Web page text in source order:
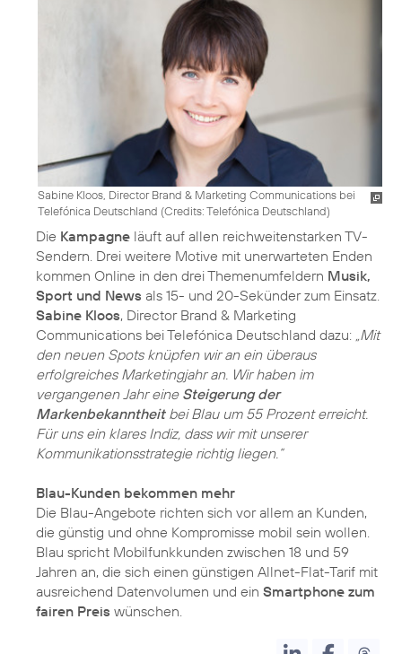
Sabine Kloos, Director Brand & Marketing Communications bei
Telefónica Deutschland (Credits: Telefónica Deutschland)
Die Kampagne läuft auf allen reichweitenstarken TV-
Sendern. Drei weitere Motive mit unerwarteten Enden
kommen Online in den drei Themenumfeldern Musik,
Sport und News als 15- und 20-Sekünder zum Einsatz.
Sabine Kloos, Director Brand & Marketing
Communications bei Telefónica Deutschland dazu: „Mit
den neuen Spots knüpfen wir an ein überaus
erfolgreiches Marketingjahr an. Wir haben im
vergangenen Jahr eine Steigerung der
Markenbekanntheitbei Blau um 55 Prozent erreicht.
Für uns ein klares Indiz, dass wir mit unserer
Kommunikationsstrategie richtig liegen.“
Blau-Kunden bekommen mehr
Die Blau-Angebote richten sich vor allem an Kunden,
die günstig und ohne Kompromisse mobil sein wollen.
Blau spricht Mobilfunkkunden zwischen 18 und 59
Jahren an, die sich einen günstigen Allnet-Flat-Tarif mit
ausreichend Datenvolumen und ein Smartphone zum
fairen Preis wünschen.